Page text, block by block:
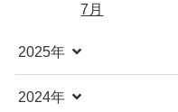
7月
2025年
2024年